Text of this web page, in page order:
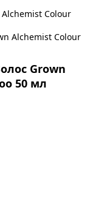
Colour
Grown
50 мл